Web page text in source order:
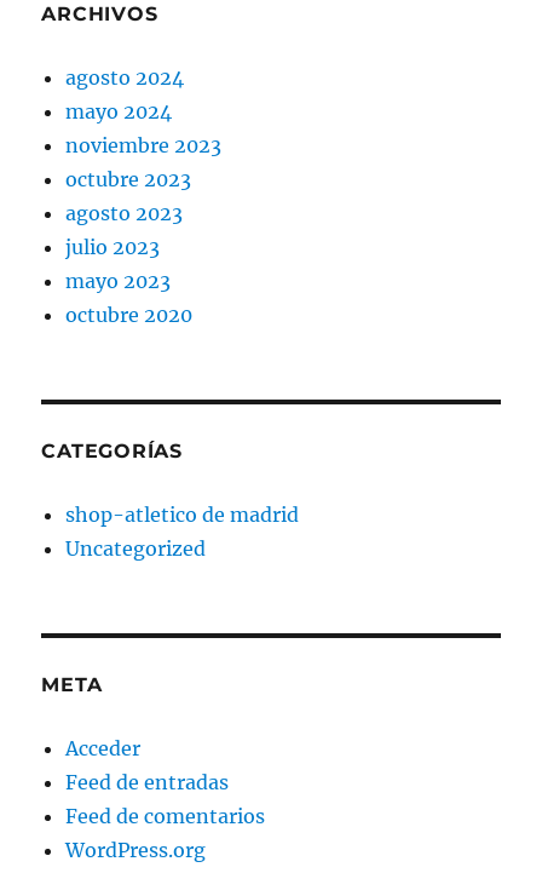
ARCHIVOS
agosto 2024
mayo 2024
noviembre 2023
octubre 2023
agosto 2023
julio 2023
mayo 2023
octubre 2020
CATEGORÍAS
shop-atletico de madrid
Uncategorized
META
Acceder
Feed de entradas
Feed de comentarios
WordPress.org